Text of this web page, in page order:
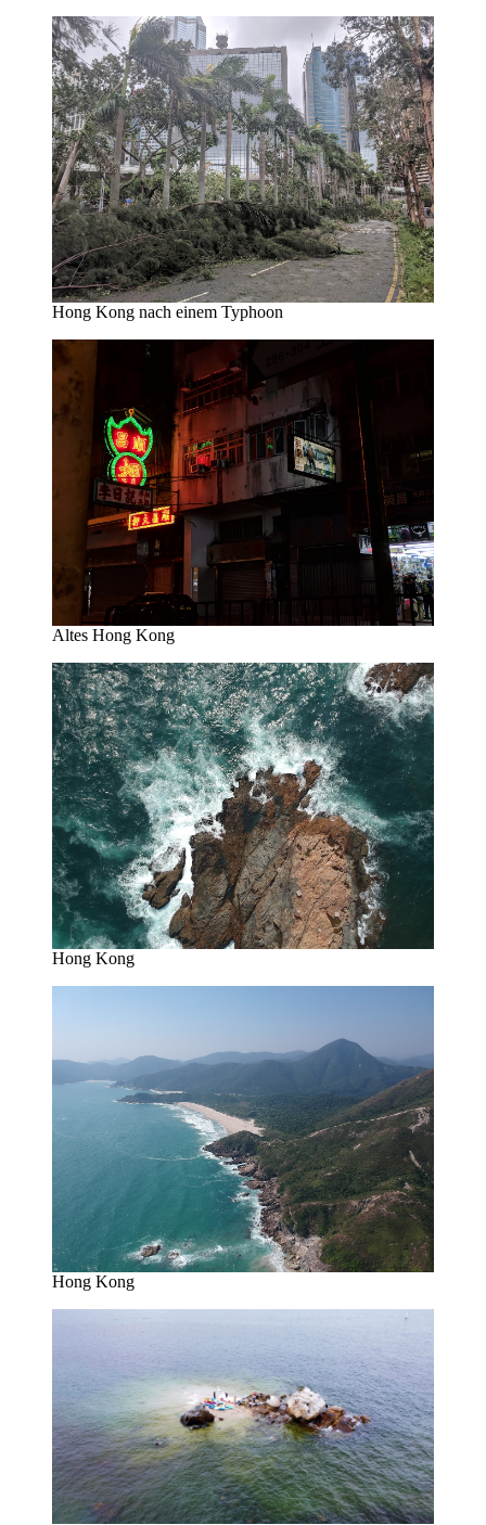
Hong Kong nach einem Typhoon
Altes Hong Kong
Hong Kong
Hong Kong